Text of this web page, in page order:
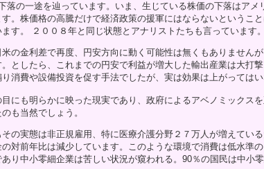
落の一途を辿っています。いま、生じている株価の下落はア
。株価格の高騰だけで経済政策の援軍にはならないというこ
す。 ２００８年と同じ状態とアナリストたちも言っています。
の金利差で再度、円安方向に動く可能性は無くもありません
としたら、これまでの円安で利益が増大した輸出産業は大打
消費や設備投資を促す手法でしたが、実は効果は上がってはい
にも明らかに映った現実であり、政府によるアベノミックス
も当然でしょう。
の実態は非正規雇用、特に医療介護分野２７万人が増えてい
の対前年比は減少しています。このような環境で消費は低水準
り中小零細企業は苦しい状況が窺われる。90％の国民は中小